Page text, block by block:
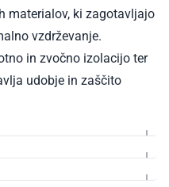
materialov, ki zagotavljajo
vzdrževanje.
in zvočno izolacijo ter
udobje in zaščito